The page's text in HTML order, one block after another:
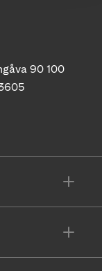
90 100